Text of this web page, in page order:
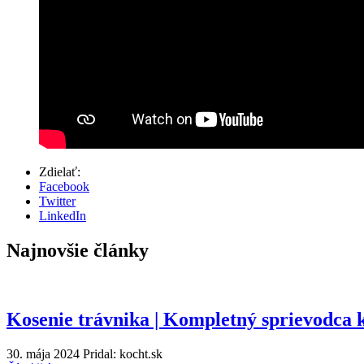
Zdielať:
Facebook
Twitter
LinkedIn
Najnovšie články
Kosenie trávnika | Kompletný sprievodca
30. mája 2024 Pridal: kocht.sk